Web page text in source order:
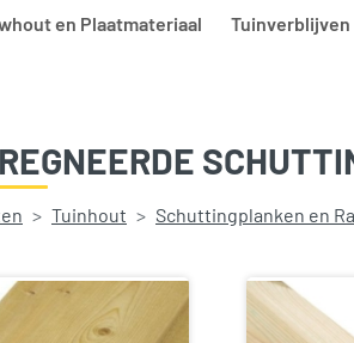
en Plaatmateriaal Tuinverblijven
Tuinhout Schuttingplanken en